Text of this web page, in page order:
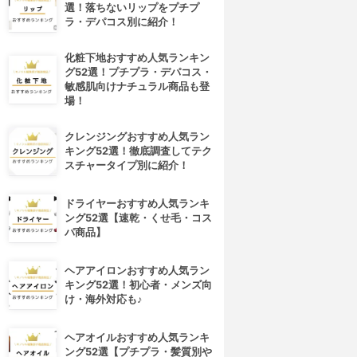
選！落ちないリップをプチプ
ラ・デパコス別に紹介！
化粧下地おすすめ人気ランキン
グ52選！プチプラ・デパコス・
敏感肌向けナチュラル商品も登
場！
クレンジングおすすめ人気ラン
キング52選！徹底調査してテク
スチャータイプ別に紹介！
ドライヤーおすすめ人気ランキ
ング52選【速乾・くせ毛・コス
パ商品】
ヘアアイロンおすすめ人気ラン
キング52選！初心者・メンズ向
け・海外対応も♪
ヘアオイルおすすめ人気ランキ
ング52選【プチプラ・髪質別や